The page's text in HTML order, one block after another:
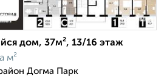
дом, 37м², 13/16 этаж
м²
Догма Парк